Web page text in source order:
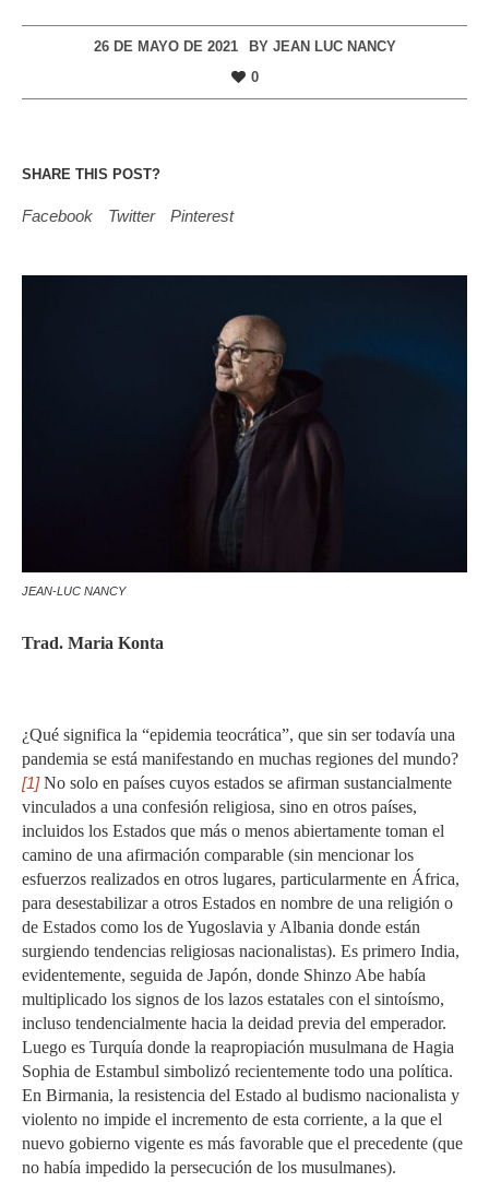
26 DE MAYO DE 2021 BY JEAN LUC NANCY
0
SHARE THIS POST?
Facebook Twitter Pinterest
JEAN-LUC NANCY
Trad. Maria Konta
¿Qué significa la “epidemia teocrática”, que sin ser todavía una
pandemia se está manifestando en muchas regiones del mundo?
[1]No solo en países cuyos estados se afirman sustancialmente
vinculados a una confesión religiosa, sino en otros países,
incluidos los Estados que más o menos abiertamente toman el
camino de una afirmación comparable (sin mencionar los
esfuerzos realizados en otros lugares, particularmente en África,
para desestabilizar a otros Estados en nombre de una religión o
de Estados como los de Yugoslavia y Albania donde están
surgiendo tendencias religiosas nacionalistas). Es primero India,
evidentemente, seguida de Japón, donde Shinzo Abe había
multiplicado los signos de los lazos estatales con el sintoísmo,
incluso tendencialmente hacia la deidad previa del emperador.
Luego es Turquía donde la reapropiación musulmana de Hagia
Sophia de Estambul simbolizó recientemente todo una política.
En Birmania, la resistencia del Estado al budismo nacionalista y
violento no impide el incremento de esta corriente, a la que el
nuevo gobierno vigente es más favorable que el precedente (que
no había impedido la persecución de los musulmanes).